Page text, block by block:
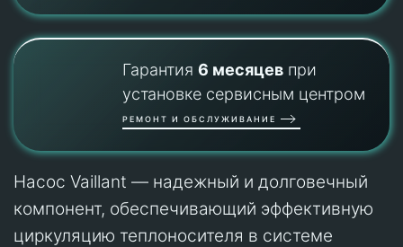
Гарантия 6 месяцевпри
установке сервисным центром
РЕМОНТ И ОБСЛУЖИВАНИЕ
Насос Vaillant — надежный и долговечный
компонент, обеспечивающий эффективную
циркуляцию теплоносителя в системе